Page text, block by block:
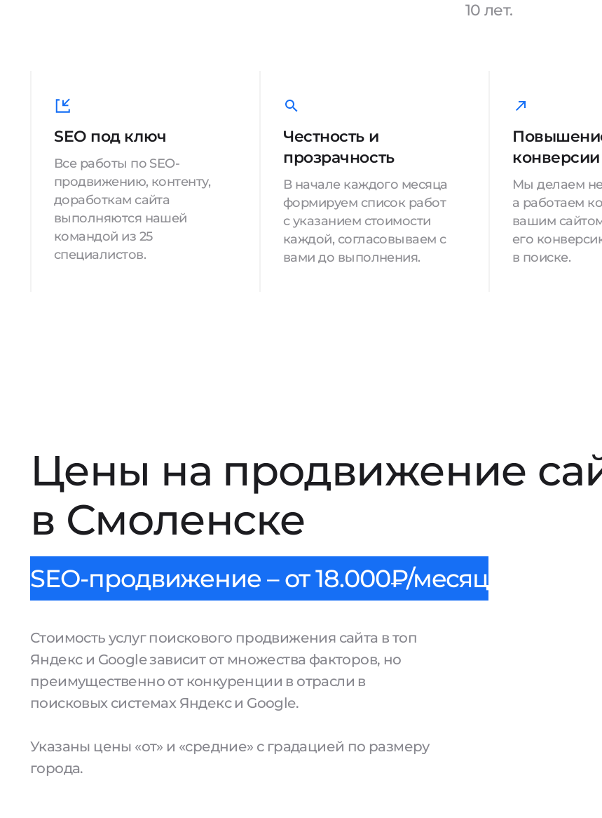
10 лет.
SEO под ключ
Все работы по SEO-
продвижению, контенту,
доработкам сайта
выполняются нашей
командой из 25
специалистов.
Честность и
прозрачность
В начале каждого месяца
формируем список работ
с указанием стоимости
каждой, согласовываем с
вами до выполнения.
конверсии
Мы делаем не
а работаем
вашим
его
в поиске.
Цены на продвижение
в Смоленске
SEO-продвижение – от 18.000₽/месяц
Стоимость услуг поискового продвижения сайта в топ
Яндекс и Google зависит от множества факторов, но
преимущественно от конкуренции в отрасли в
поисковых системах Яндекс и Google.
Указаны цены «от» и «средние» с градацией по размеру
города.